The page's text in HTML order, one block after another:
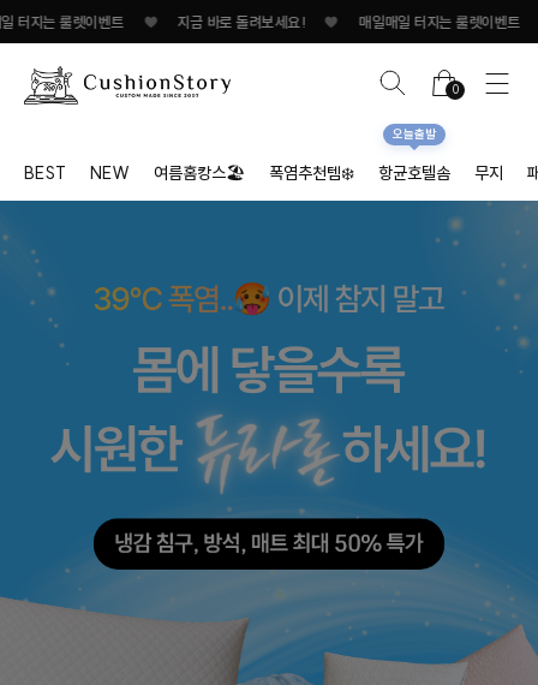
는 룰렛이벤트 ♥ 지금 바로 돌려보세요! ♥ 매일매일 터지는 룰렛이벤트 ♥
0
BEST NEW 여름홈캉스🏖 폭염추천템❄️ 항균호텔솜
오늘출발
무지